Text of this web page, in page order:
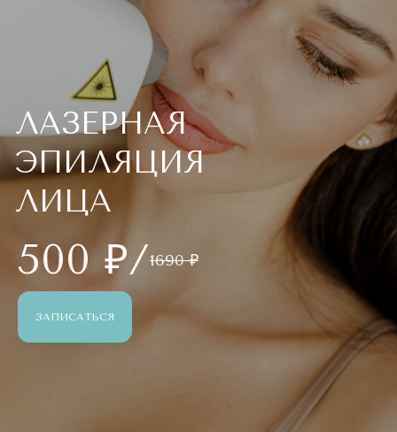
ЛАЗЕРНАЯ
ЭПИЛЯЦИЯ
ЛИЦА
500 ₽/1690 ₽
ЗАПИСАТЬСЯ